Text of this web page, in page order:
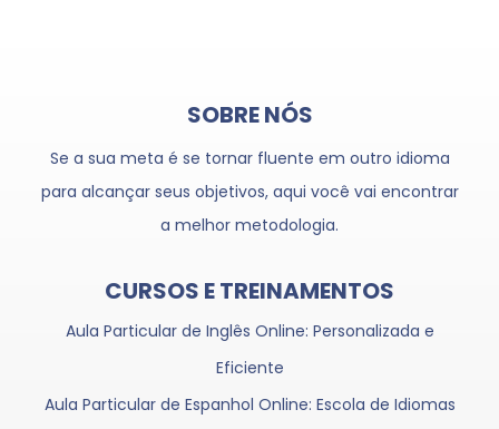
SOBRE NÓS
Se a sua meta é se tornar fluente em outro idioma
para alcançar seus objetivos, aqui você vai encontrar
a melhor metodologia.
CURSOS E TREINAMENTOS
Aula Particular de Inglês Online: Personalizada e
Eficiente
Aula Particular de Espanhol Online: Escola de Idiomas